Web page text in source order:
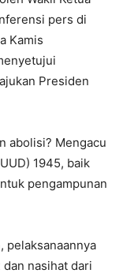
pers di
Kamis
Presiden
abolisi? Mengacu
1945, baik
pengampunan
pelaksanaannya
nasihat dari